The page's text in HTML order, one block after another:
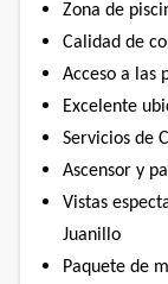
Zona de
Calidad de
Acceso a las
Excelente
Servicios de
Ascensor y
Vistas
Juanillo
Paquete de